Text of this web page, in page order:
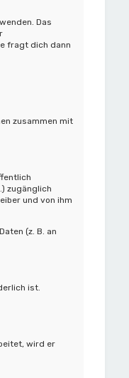
Das
fragt dich dann
zusammen mit
zugänglich
und von ihm
(z. B. an
ist.
wird er